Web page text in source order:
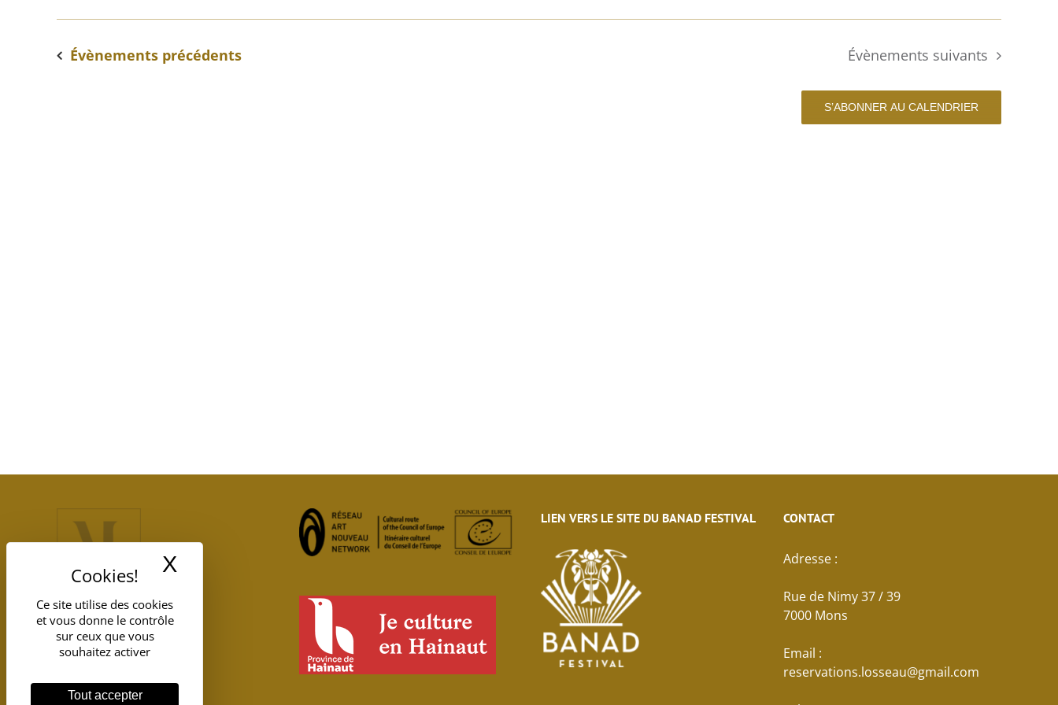
Ce site utilise des cookies
et vous donne le contrôle
sur ceux que vous
souhaitez activer
Tout accepter
X Masquer le bandeau des cookies
Évènementsprécédents Évènements suivants
S’ABONNER AU CALENDRIER
LIEN VERS LE SITE DU BANAD FESTIVAL CONTACT
Adresse :
Rue de Nimy 37 / 39
7000 Mons
Email :
reservations.losseau@gmail.com